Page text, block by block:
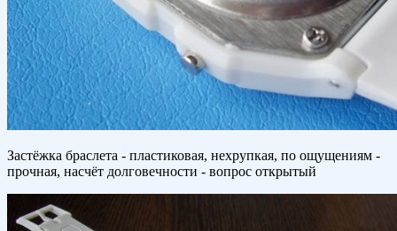
Застёжка браслета - пластиковая, нехрупкая, по ощущениям -
прочная, насчёт долговечности - вопрос открытый